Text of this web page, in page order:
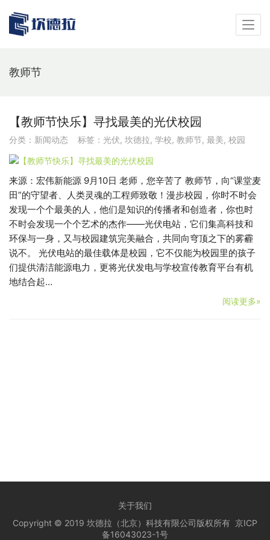
教师节
【教师节快乐】寻找最美的光伏校园
分类： 新闻动态 标签： 光伏, 坎德拉, 学校, 教师节, 最美, 校园
来源：宏伟新能源 9月10日 老师，您辛苦了 教师节，向“课堂麦
田”的守望者、人类灵魂的工程师致敬！漫步校园，你时不时会
发现一个个最美的人，他们是知识的传播者和创造者，你也时
不时会发现一个个艺术的杰作——光伏电站，它们集高科技和
环保与一身，又与校园建筑完美融合，共同向穹顶之下的雾霾
说不。 光伏电站的最佳载体是校园，它不仅能为校园里的孩子
们提供清洁能源电力，更将光伏发电与学校宣传教育平台有机
地结合起…
阅读更多»
关于我们
Copyright © 2019 坎德拉（北京）科技有限公司版权所有 京ICP
备16043023-1号